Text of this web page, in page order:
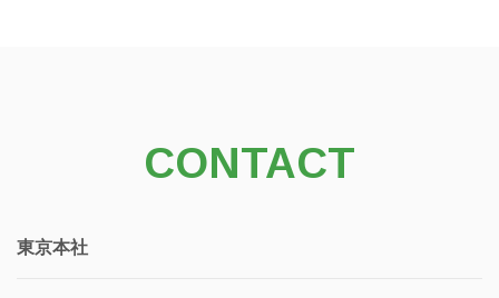
CONTACT
東京本社